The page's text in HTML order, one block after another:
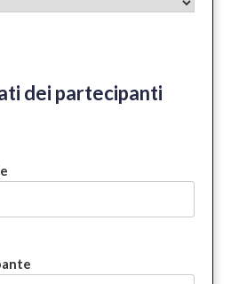
dei partecipanti